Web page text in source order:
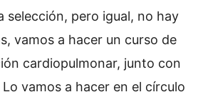
selección, pero igual, no hay
vamos a hacer un curso de
cardiopulmonar, junto con
vamos a hacer en el círculo